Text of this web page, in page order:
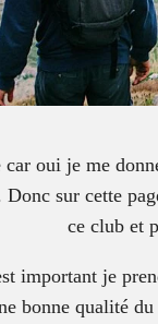
oui je me
Donc sur cette
ce club et
important je
bonne qualité